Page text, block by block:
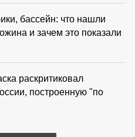
бассейн: что нашли
и зачем это показали
раскритиковал
построенную "по